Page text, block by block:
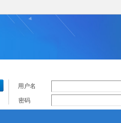
用户名
密码